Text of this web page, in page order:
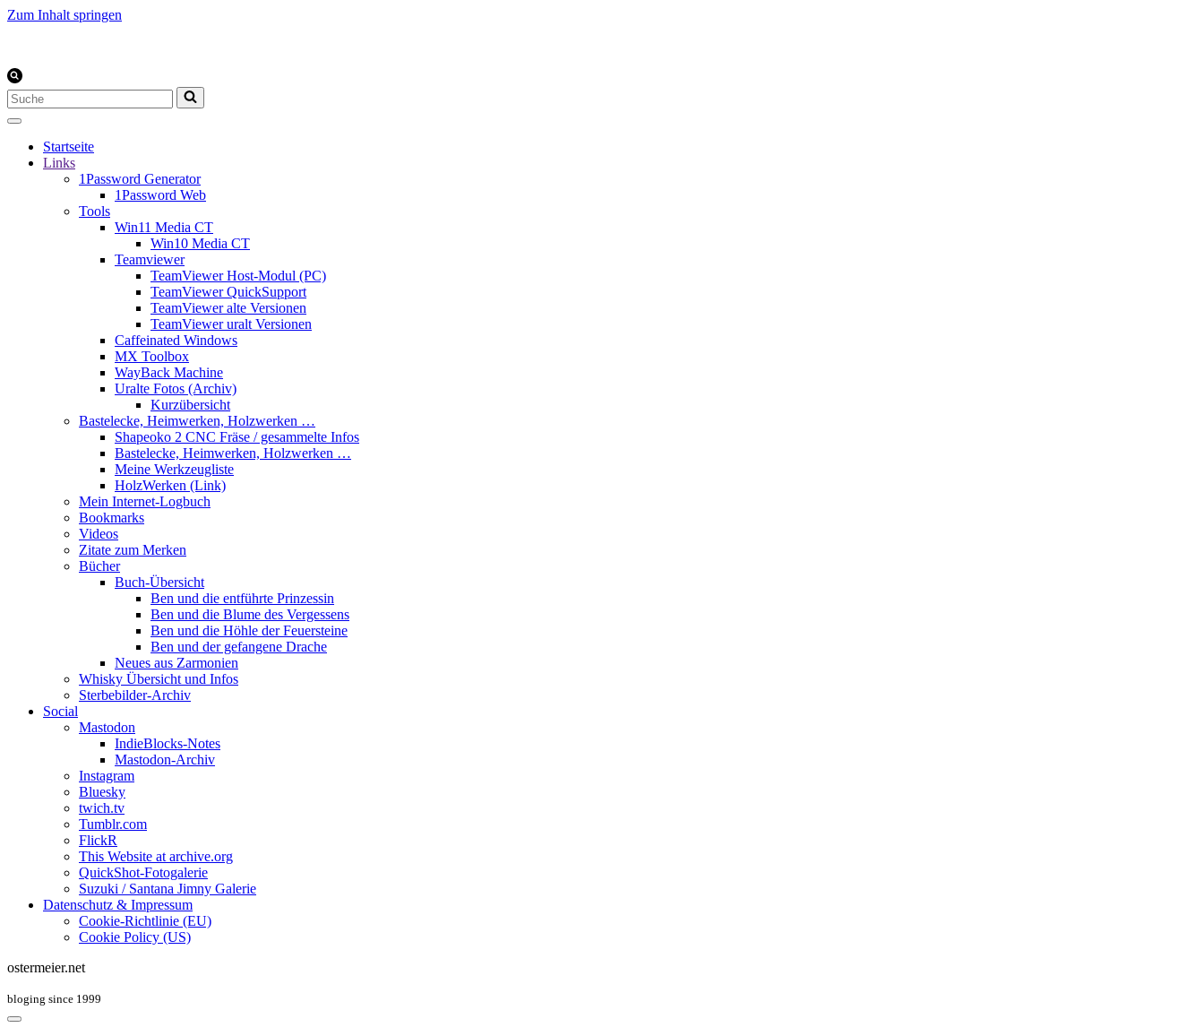
Zum Inhalt springen
Suchen
nach …
Startseite
Links
1Password Generator
1Password Web
Tools
Win11 Media CT
Win10 Media CT
Teamviewer
TeamViewer Host-Modul (PC)
TeamViewer QuickSupport
TeamViewer alte Versionen
TeamViewer uralt Versionen
Caffeinated Windows
MX Toolbox
WayBack Machine
Uralte Fotos (Archiv)
Kurzübersicht
Bastelecke, Heimwerken, Holzwerken …
Shapeoko 2 CNC Fräse / gesammelte Infos
Bastelecke, Heimwerken, Holzwerken …
Meine Werkzeugliste
HolzWerken (Link)
Mein Internet-Logbuch
Bookmarks
Videos
Zitate zum Merken
Bücher
Buch-Übersicht
Ben und die entführte Prinzessin
Ben und die Blume des Vergessens
Ben und die Höhle der Feuersteine
Ben und der gefangene Drache
Neues aus Zarmonien
Whisky Übersicht und Infos
Sterbebilder-Archiv
Social
Mastodon
IndieBlocks-Notes
Mastodon-Archiv
Instagram
Bluesky
twich.tv
Tumblr.com
FlickR
This Website at archive.org
QuickShot-Fotogalerie
Suzuki / Santana Jimny Galerie
Datenschutz & Impressum
Cookie-Richtlinie (EU)
Cookie Policy (US)
ostermeier.net
bloging since 1999